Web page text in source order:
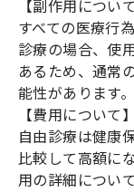
【副作用について
すべての医療行
診療の場合、使
あるため、通常
能性があります。
【費用について】
自由診療は健康
比較して高額に
用の詳細につい